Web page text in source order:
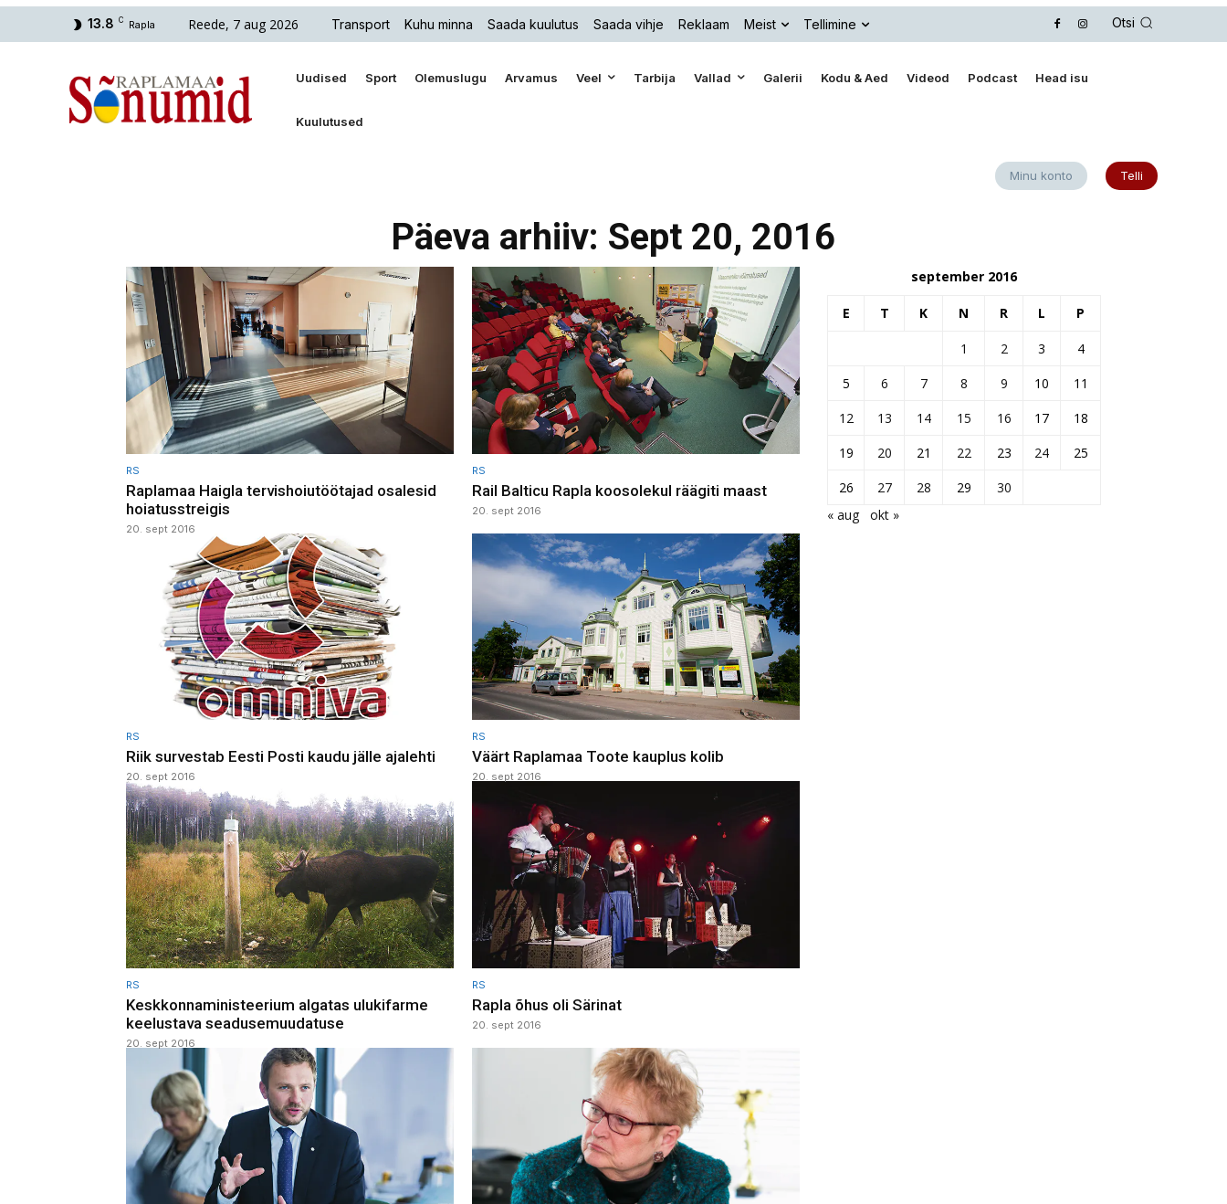
13.8 C Rapla Reede, 7 aug 2026 Transport Kuhu minna Saada kuulutus Saada vihje Reklaam Meist Tellimine Otsi
Uudised Sport Olemuslugu Arvamus Veel Tarbija Vallad Galerii Kodu & Aed Videod Podcast Head isu
Kuulutused
Minu konto Telli
Päeva arhiiv: Sept 20, 2016
RS
Raplamaa Haigla tervishoiutöötajad osalesid
hoiatusstreigis
20. sept 2016
RS
Rail Balticu Rapla koosolekul räägiti maast
20. sept 2016
RS
Riik survestab Eesti Posti kaudu jälle ajalehti
20. sept 2016
RS
Väärt Raplamaa Toote kauplus kolib
20. sept 2016
RS
Keskkonnaministeerium algatas ulukifarme
keelustava seadusemuudatuse
20. sept 2016
RS
Rapla õhus oli Särinat
20. sept 2016
september 2016
E T K N R L P
1 2 3
4
5
6 7 8 9 10
11
12
13 14 15 16 17
18
19
20 21 22 23 24
25
26
27 28 29
30
« aug
okt »